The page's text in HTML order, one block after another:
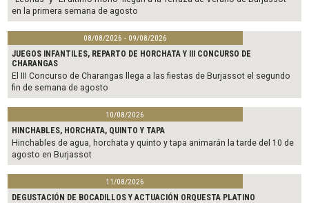
en la primera semana de agosto
08/08/2026 - 09/08/2026
JUEGOS INFANTILES, REPARTO DE HORCHATA Y III CONCURSO DE
CHARANGAS
El III Concurso de Charangas llega a las fiestas de Burjassot el segundo
fin de semana de agosto
10/08/2026
HINCHABLES, HORCHATA, QUINTO Y TAPA
Hinchables de agua, horchata y quinto y tapa animarán la tarde del 10 de
agosto en Burjassot
11/08/2026
DEGUSTACIÓN DE BOCADILLOS Y ACTUACIÓN ORQUESTA PLATINO